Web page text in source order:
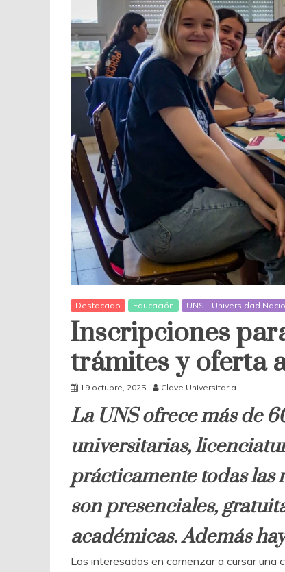
Destacado Educación UNS - Universidad
Inscripciones
trámites y oferta
19 octubre, 2025 Clave Universitaria
La UNS ofrece más de
universitarias,
prácticamente todas las
son presenciales,
académicas. Además
Los interesados en comenzar a cursar una